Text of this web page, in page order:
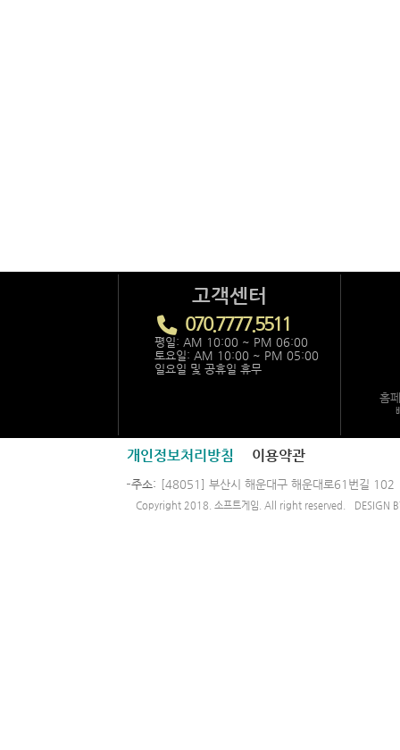
고객센터
070.7777.5511
평일: AM 10:00 ~ PM 06:00
토요일: AM 10:00 ~ PM 05:00
일요일 및 공휴일 휴무
홈
개인정보처리방침 이용약관
주소 [48051] 부산시 해운대구 해운대로61번길 102
Copyright 2018. 소프트게임. All right reserved. DESIGN